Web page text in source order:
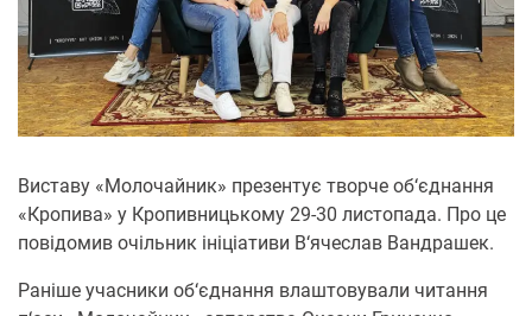
Виставу «Молочайник» презентує творче об‘єднання
«Кропива» у Кропивницькому 29-30 листопада. Про це
повідомив очільник ініціативи В‘ячеслав Вандрашек.
Раніше учасники об‘єднання влаштовували читання